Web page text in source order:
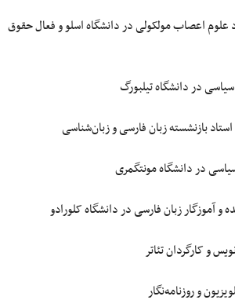
علوم اعصاب مولکولی در دانشگاه اسلو و فعال حقوق
در دانشگاه تیلبورگ
بازنشسته زبان فارسی و زبان‌شناسی
در دانشگاه مونتگمری
آموزگار زبان فارسی در دانشگاه کلورادو
و کارگردان تئاتر
و روزنامه‌نگار